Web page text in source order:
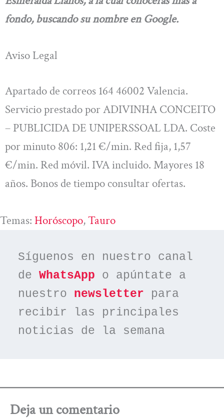
fondo, buscando su nombre en Google.
Aviso Legal
Apartado de correos 164 46002 Valencia.
Servicio prestado por ADIVINHA CONCEITO
– PUBLICIDA DE UNIPERSSOAL LDA. Coste
por minuto 806: 1,21 €/min. Red fija, 1,57
€/min. Red móvil. IVA incluido. Mayores 18
años. Bonos de tiempo consultar ofertas.
Temas: Horóscopo, Tauro
Síguenos en nuestro canal
de WhatsApp o apúntate a
nuestro newsletter para
recibir las principales
noticias de la semana
Deja un comentario